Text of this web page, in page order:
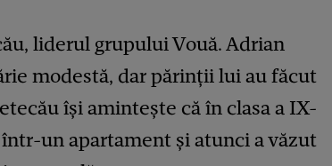
liderul grupului Vouă. Adrian
modestă, dar părinții lui au făcut
își amintește că în clasa a IX-
un apartament și atunci a văzut